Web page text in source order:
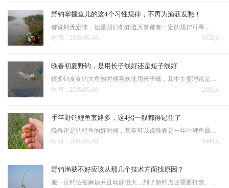
野钓掌握鱼儿的这4个习性规律，不再为渔获发愁！
1952人
时间：2019-05-10
晚春初夏野钓，是用长子线好还是短子线好
2101人
时间：2019-05-10
手竿野钓鲤鱼套路多，这4招一般都得记住了
1898人
时间：2019-05-10
野钓渔获不好应该从那几个技术方面找原因？